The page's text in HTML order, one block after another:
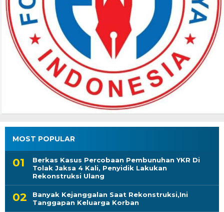
MOST POPULAR
Berkas Kasus Percobaan Pembunuhan YKR Di
Tolak Jaksa 4 Kali, Penyidik Lakukan
Rekonstruksi Ulang
Banyak Kejanggalan Saat Rekonstruksi,Ini
Tanggapan Keluarga Korban